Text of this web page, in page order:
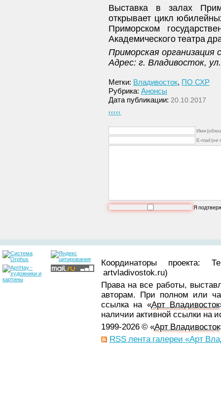
Выставка в залах
открывает цикл
Приморском
Академического театра
Приморская организация
Адрес: г. Владивосток,
Метки: Владивосток, ПО СХР
Рубрика: Анонсы
Дата публикации: 20.10.2017
‹‹‹‹‹
Имя
E-mail (не
Я
Координаторы проекта:
artvladivostok.ru)
Права на все работы,
авторам. При полном или
ссылка на «Арт Владивосток
наличии активной ссылки на
1999-2026 © «Арт Владивосток
RSS лента галереи «Арт